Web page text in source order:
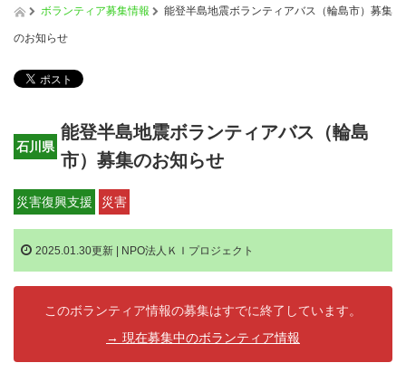
ボランティア募集情報 能登半島地震ボランティアバス（輪島市）募集
のお知らせ
石川県
能登半島地震ボランティアバス（輪島
市）募集のお知らせ
災害復興支援 災害
2025.01.30更新 | NPO法人ＫＩプロジェクト
このボランティア情報の募集はすでに終了しています。
→ 現在募集中のボランティア情報